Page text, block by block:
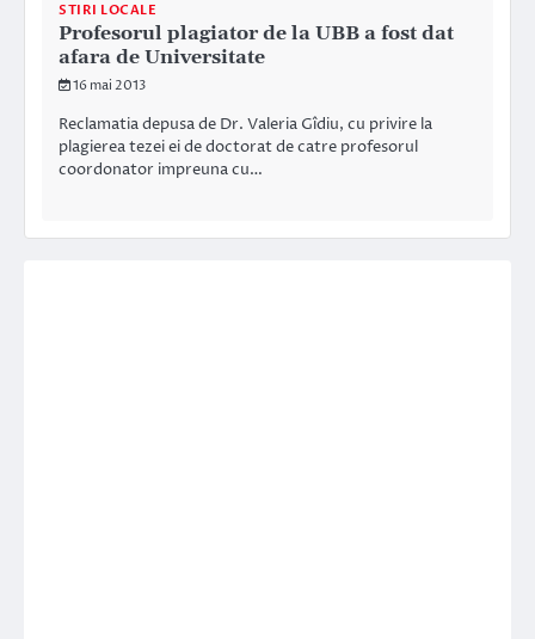
STIRI LOCALE
Profesorul plagiator de la UBB a fost dat
afara de Universitate
16 mai 2013
Reclamatia depusa de Dr. Valeria Gîdiu, cu privire la
plagierea tezei ei de doctorat de catre profesorul
coordonator impreuna cu…